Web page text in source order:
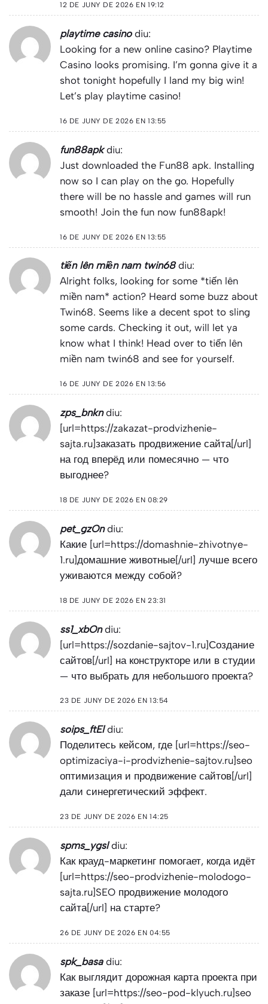
12 DE JUNY DE 2026 EN 19:12
playtime casino diu:
Looking for a new online casino? Playtime
Casino looks promising. I’m gonna give it a
shot tonight hopefully I land my big win!
Let’s play playtime casino!
16 DE JUNY DE 2026 EN 13:55
fun88apk diu:
Just downloaded the Fun88 apk. Installing
now so I can play on the go. Hopefully
there will be no hassle and games will run
smooth! Join the fun now fun88apk!
16 DE JUNY DE 2026 EN 13:55
tiến lên miền nam twin68 diu:
Alright folks, looking for some *tiến lên
miền nam* action? Heard some buzz about
Twin68. Seems like a decent spot to sling
some cards. Checking it out, will let ya
know what I think! Head over to tiến lên
miền nam twin68 and see for yourself.
16 DE JUNY DE 2026 EN 13:56
zps_bnkn diu:
[url=https://zakazat-prodvizhenie-
sajta.ru]заказать продвижение сайта[/url]
на год вперёд или помесячно — что
выгоднее?
18 DE JUNY DE 2026 EN 08:29
pet_gzOn diu:
Какие [url=https://domashnie-zhivotnye-
1.ru]домашние животные[/url] лучше всего
уживаются между собой?
18 DE JUNY DE 2026 EN 23:31
ss1_xbOn diu:
[url=https://sozdanie-sajtov-1.ru]Создание
сайтов[/url] на конструкторе или в студии
— что выбрать для небольшого проекта?
23 DE JUNY DE 2026 EN 13:54
soips_ftEl diu:
Поделитесь кейсом, где [url=https://seo-
optimizaciya-i-prodvizhenie-sajtov.ru]seo
оптимизация и продвижение сайтов[/url]
дали синергетический эффект.
23 DE JUNY DE 2026 EN 14:25
spms_ygsl diu:
Как крауд-маркетинг помогает, когда идёт
[url=https://seo-prodvizhenie-molodogo-
sajta.ru]SEO продвижение молодого
сайта[/url] на старте?
26 DE JUNY DE 2026 EN 04:55
spk_basa diu:
Как выглядит дорожная карта проекта при
заказе [url=https://seo-pod-klyuch.ru]seo